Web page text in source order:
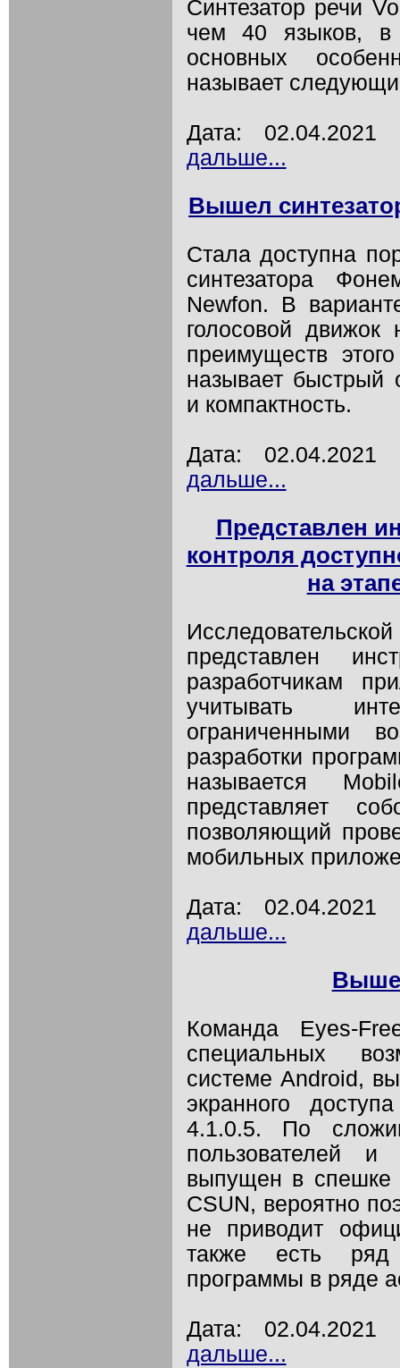
Синтезатор речи
чем 40 языков,
основных
называет
Дата:
дальше...
Вышел
Стала доступна
синтезатора
Newfon. В
голосовой
преимуществ
называет быстрый
и компактность.
Дата:
дальше...
Представлен
контроля
на
представлен
разработчикам
учитывать
ограниченными
разработки
называется
представляет
позволяющий
мобильных
Дата:
дальше...
Команда Eyes-
специальных
системе Android,
экранного
4.1.0.5. По
пользователей и
выпущен в спешке
CSUN, вероятно
не приводит
также есть ряд
программы в ряде
Дата:
дальше...